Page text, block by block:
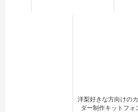
洋梨好きな方向けの
ダー制作キットフォ